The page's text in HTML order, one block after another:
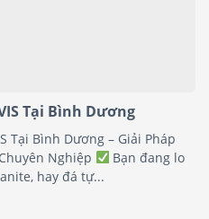
Tại Bình Dương
Tại Bình Dương – Giải Pháp
Nghiệp
Bạn đang lo
hay đá tự...